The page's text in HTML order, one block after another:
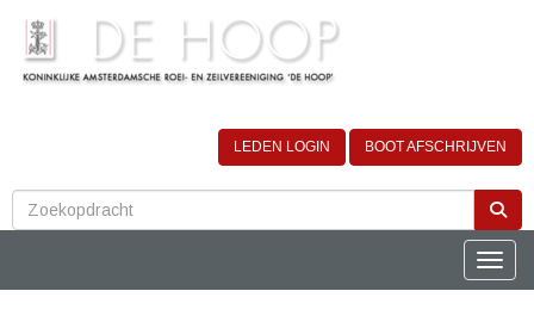
LEDEN LOGIN BOOT AFSCHRIJVEN